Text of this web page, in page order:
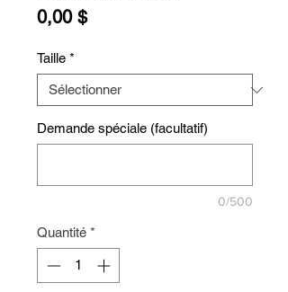
0,00 $Prix
Taille *
Demande spéciale (facultatif)
0/500
Quantité *